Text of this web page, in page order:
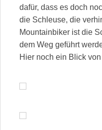
dafür, dass es doch
die Schleuse, die
Mountainbiker ist die
dem Weg geführt
Hier noch ein Blick